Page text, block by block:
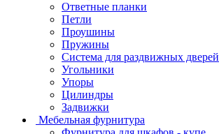
Ответные планки
Петли
Проушины
Пружины
Система для раздвижных дверей
Угольники
Упоры
Цилиндры
Задвижки
Мебельная фурнитура